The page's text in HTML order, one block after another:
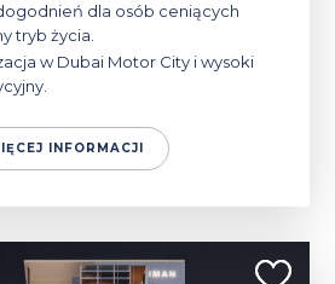
dla osób ceniących
tryb życia.
w Dubai Motor City i wysoki
INFORMACJI